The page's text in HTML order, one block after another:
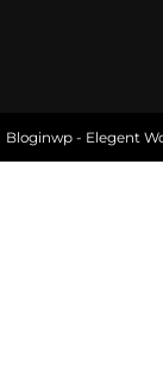
Bloginwp - Elegent